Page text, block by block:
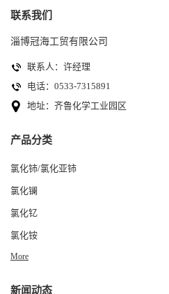
联系我们
淄博冠海工贸有限公司
联系人：许经理
电话：0533-7315891
地址：齐鲁化学工业园区
产品分类
氯化铈/氯化亚铈
氯化镧
氯化钇
氯化铵
More
新闻动态